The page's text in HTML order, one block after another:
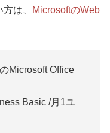
は、
MicrosoftのWeb
Microsoft Office
Basic /月1ユ